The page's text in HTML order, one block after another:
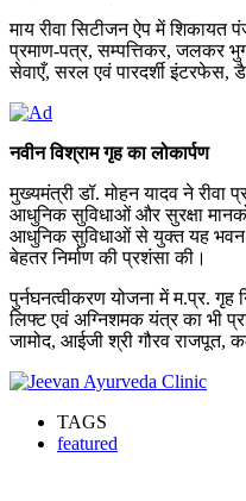
माय रीवा सिटीजन ऐप में
प्रमाण-पत्र, सम्पत्तिकर, जलकर
सेवाएँ, सरल एवं पारदर्शी इंटरफेस,
नवीन विश्राम गृह का लोकार्पण
मुख्यमंत्री डॉ. मोहन यादव ने रीवा
आधुनिक सुविधाओं और सुरक्षा मानकों
आधुनिक सुविधाओं से युक्त यह भवन
बेहतर निर्माण की प्रशंसा की।
पुर्नघनत्वीकरण योजना में म.प्र. गृह
लिफ्ट एवं अग्निशमक यंत्र का भी
जामोद, आईजी श्री गौरव राजपूत,
TAGS
featured